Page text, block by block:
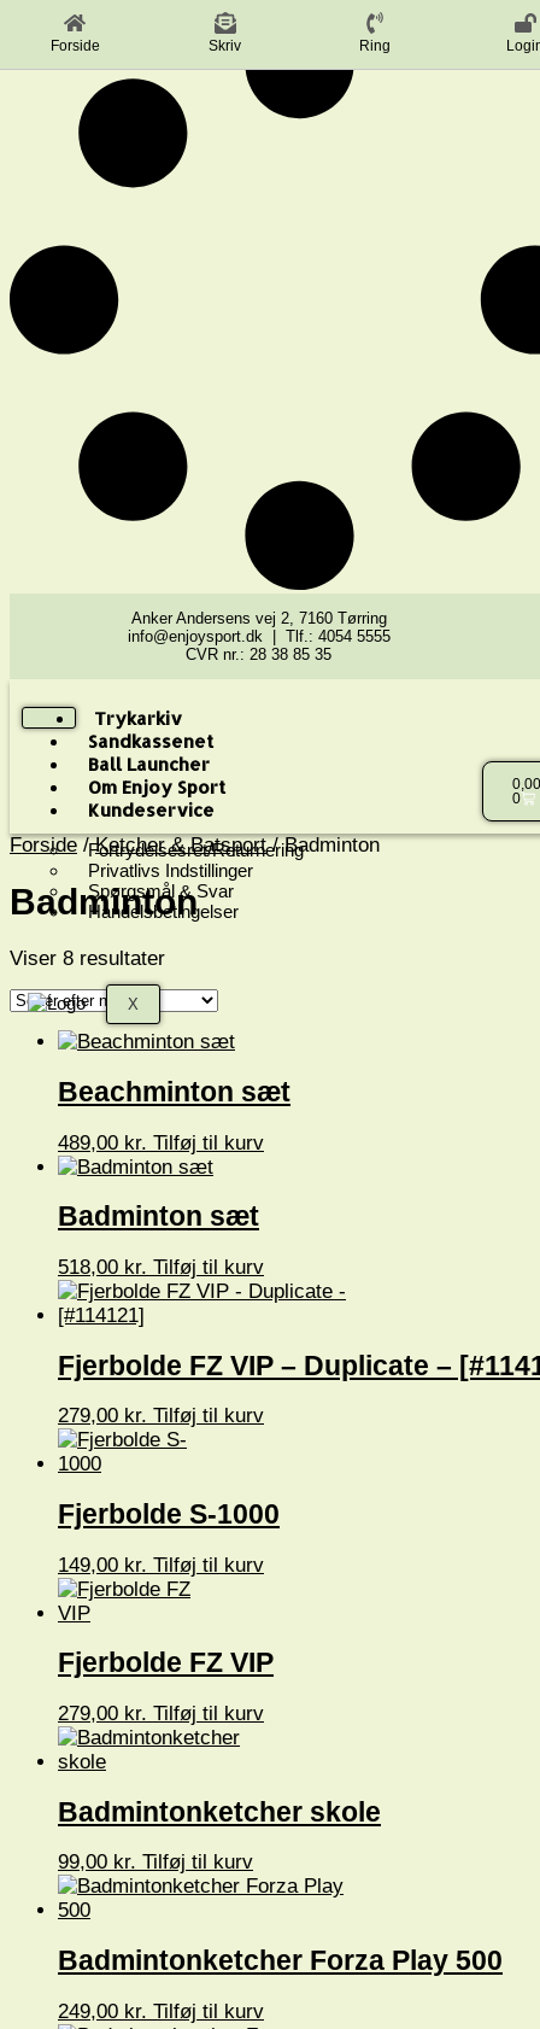
Forside Skriv Ring
Anker Andersens vej 2, 7160 Tørring
info@enjoysport.dk | Tlf.: 4054 5555
CVR nr.: 28 38 85 35
Trykarkiv
Sandkassenet
Ball Launcher
Om Enjoy Sport
Kundeservice
Fortrydelsesret/Returnering
Privatlivs Indstillinger
Spørgsmål & Svar
Handelsbetingelser
X
0
Forside/Ketcher & Batsport/ Badminton
Badminton
Viser 8 resultater
Beachminton sæt
489,00 kr. Tilføj til kurv
Badminton sæt
518,00 kr. Tilføj til kurv
Fjerbolde FZ VIP – Duplicate –
279,00 kr. Tilføj til kurv
Fjerbolde S-1000
149,00 kr. Tilføj til kurv
Fjerbolde FZ VIP
279,00 kr. Tilføj til kurv
Badmintonketcher skole
99,00 kr. Tilføj til kurv
Badmintonketcher Forza Play 500
249,00 kr. Tilføj til kurv